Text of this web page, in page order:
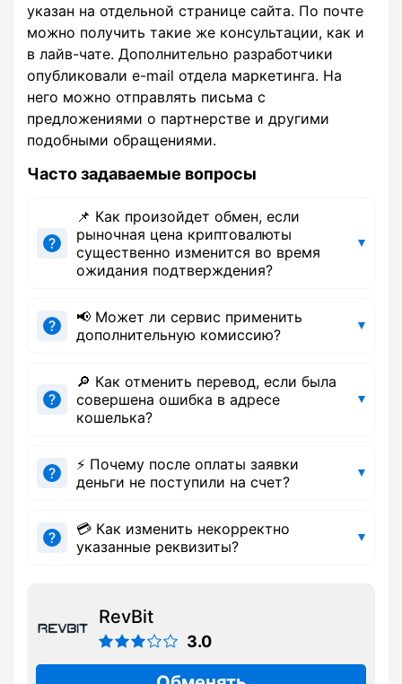
указан на отдельной странице сайта. По почте
можно получить такие же консультации, как и
в лайв-чате. Дополнительно разработчики
опубликовали e-mail отдела маркетинга. На
него можно отправлять письма с
предложениями о партнерстве и другими
подобными обращениями.
Часто задаваемые вопросы
📌 Как произойдет обмен, если
рыночная цена криптовалюты
существенно изменится во время
ожидания подтверждения?
📢 Может ли сервис применить
дополнительную комиссию?
🔎 Как отменить перевод, если была
совершена ошибка в адресе
кошелька?
⚡ Почему после оплаты заявки
деньги не поступили на счет?
💳 Как изменить некорректно
указанные реквизиты?
RevBit
3.0